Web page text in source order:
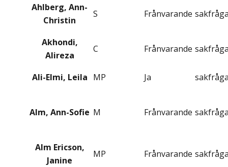
Ahlberg, Ann-
Christin
S Frånvarande
Akhondi,
Alireza
C Frånvarande
Ali-Elmi, Leila MP Ja
Alm, Ann-Sofie M Frånvarande
Alm Ericson,
Janine
MP Frånvarande